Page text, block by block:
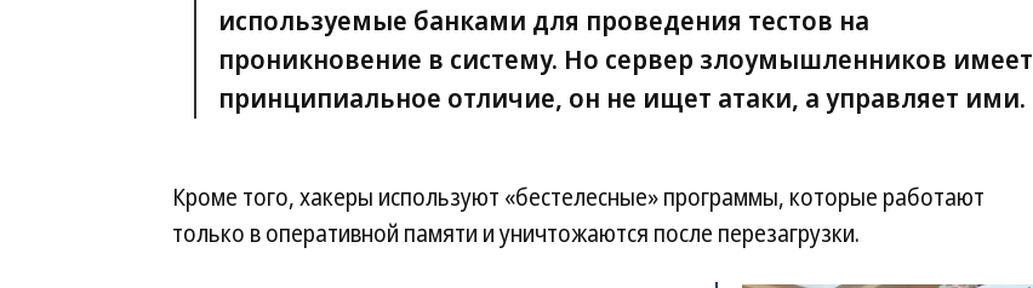
используемые банками для проведения тестов на
проникновение в систему. Но сервер злоумышленников имеет
принципиальное отличие, он не ищет атаки, а управляет ими.
Кроме того, хакеры используют «бестелесные» программы, которые работают
только в оперативной памяти и уничтожаются после перезагрузки.